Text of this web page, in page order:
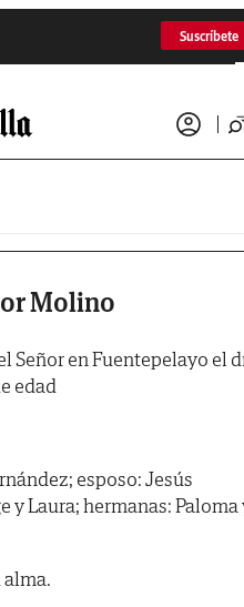
Suscríbete
Molino
Señor en Fuentepelayo el
edad
esposo: Jesús
y Laura; hermanas: Paloma